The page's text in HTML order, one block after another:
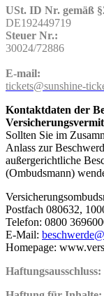
USt. ID Nr. gemäß
DE192449719
Steuer Nr.:
30024/72886
E-mail:
tickets@sunshine-
Kontaktdaten der
Sollten Sie im
Anlass zur
außergerichtliche
(Ombudsmann)
Postfach 080632,
Telefon: 0800
E-Mail:
Homepage:
Haftungsausschluss: